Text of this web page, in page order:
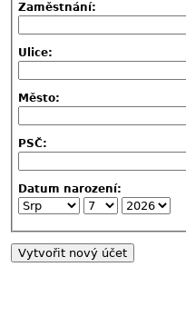
Zaměstnání:
Ulice:
Město:
PSČ:
Datum narození: